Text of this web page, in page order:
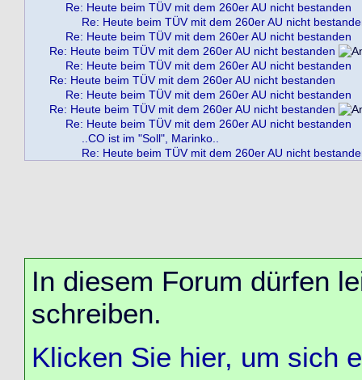
Re: Heute beim TÜV mit dem 260er AU nicht bestanden
Re: Heute beim TÜV mit dem 260er AU nicht
Re: Heute beim TÜV mit dem 260er AU nicht bestanden
Re: Heute beim TÜV mit dem 260er AU nicht bestanden
Re: Heute beim TÜV mit dem 260er AU nicht bestanden
Re: Heute beim TÜV mit dem 260er AU nicht bestanden
Re: Heute beim TÜV mit dem 260er AU nicht bestanden
Re: Heute beim TÜV mit dem 260er AU nicht bestanden
Re: Heute beim TÜV mit dem 260er AU nicht bestanden
..CO ist im "Soll", Marinko..
Re: Heute beim TÜV mit dem 260er AU nicht
In diesem Forum dürfen
schreiben.
Klicken Sie hier, um sich